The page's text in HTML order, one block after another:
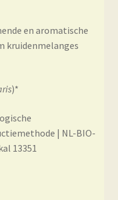
en aromatische
kruidenmelanges
)*
| NL-BIO-
13351